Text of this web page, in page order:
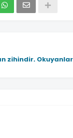
zihindir.